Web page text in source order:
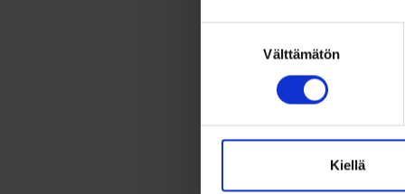
Välttämätön
Kiellä